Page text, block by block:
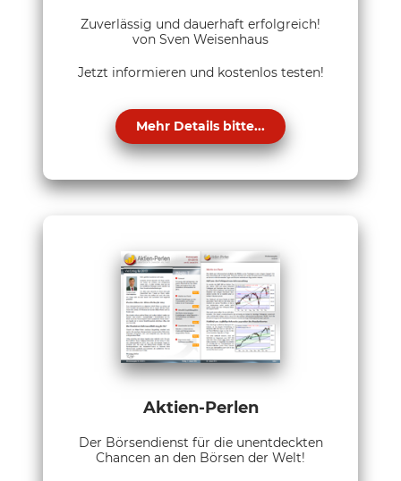
Zuverlässig und dauerhaft erfolgreich!
von Sven Weisenhaus
Jetzt informieren und kostenlos testen!
Mehr Details bitte...
Aktien-Perlen
Der Börsendienst für die unentdeckten
Chancen an den Börsen der Welt!